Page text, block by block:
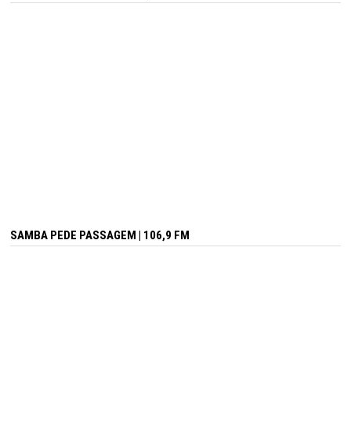
SAMBA PEDE PASSAGEM | 106,9 FM